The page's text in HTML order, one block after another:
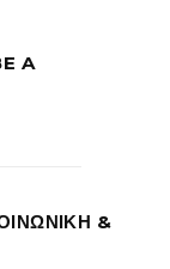
A
&